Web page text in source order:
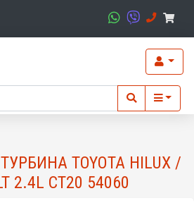
ТУРБИНА TOYOTA HILUX /
2.4L CT20 54060